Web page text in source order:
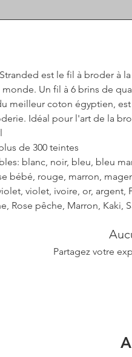
est le fil à broder à
Un fil à 6 brins de
meilleur coton égyptien,
Idéal pour l'art de la
de 300 teintes
blanc, noir, bleu, bleu
bébé, rouge, marron,
violet, ivoire, or, argent,
Rose pêche, Marron, Kaki,
Partagez votre